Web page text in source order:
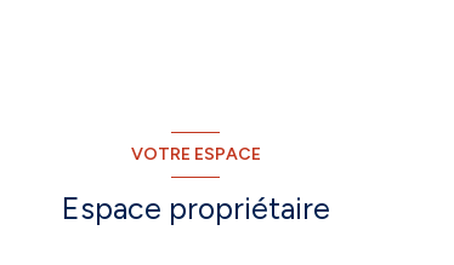
VOTRE ESPACE
Espace propriétaire